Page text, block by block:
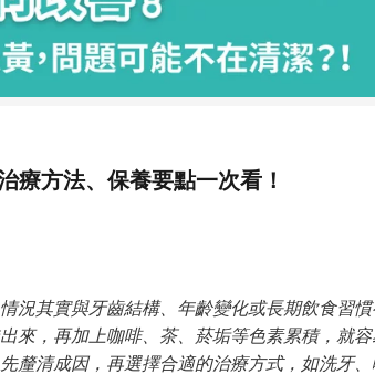
療方法、保養要點一次看！
況其實與牙齒結構、年齡變化或長期飲食習
來，再加上咖啡、茶、菸垢等色素累積，就容
釐清成因，再選擇合適的治療方式，如洗牙